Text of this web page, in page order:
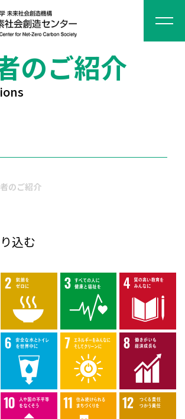
のご紹介
のご紹介
込む